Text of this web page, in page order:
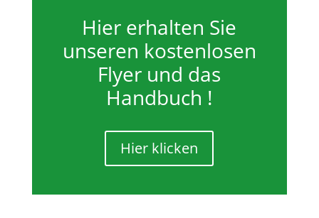
Hier erhalten Sie
unseren kostenlosen
Flyer und das
Handbuch !
Hier klicken